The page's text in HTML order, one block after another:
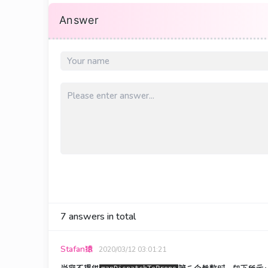
Answer
7 answers in total
Stafan猿 2020/03/12 03:01:21